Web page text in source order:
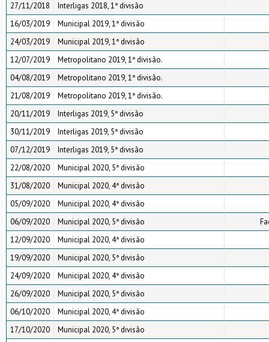
27/11/2018
Interligas 2018, 1ª divisão
16/03/2019
Municipal 2019, 1ª divisão
24/03/2019
Municipal 2019, 1ª divisão
12/07/2019
Metropolitano 2019, 1ª divisão.
04/08/2019
Metropolitano 2019, 1ª divisão.
21/08/2019
Metropolitano 2019, 1ª divisão.
20/11/2019
Interligas 2019, 5ª divisão
30/11/2019
Interligas 2019, 5ª divisão
07/12/2019
Interligas 2019, 5ª divisão
22/08/2020
Municipal 2020, 5ª divisão
31/08/2020
Municipal 2020, 4ª divisão
05/09/2020
Municipal 2020, 4ª divisão
06/09/2020
Municipal 2020, 5ª divisão
12/09/2020
Municipal 2020, 4ª divisão
19/09/2020
Municipal 2020, 5ª divisão
24/09/2020
Municipal 2020, 4ª divisão
26/09/2020
Municipal 2020, 5ª divisão
06/10/2020
Municipal 2020, 4ª divisão
17/10/2020
Municipal 2020, 5ª divisão